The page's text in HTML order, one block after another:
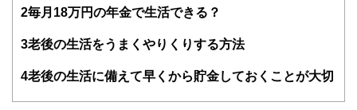
得者を中心に「お金や暮らし」に関する書籍・雑誌の編集経
験者で構成され、企画立案から記事掲載まですべての工程に
護士、税理士、宅地建物取引士、相続診断士、住宅ローンア
士、行政書士、投資アナリスト、キャリアコンサルタントな
2毎月18万円の年金で生活できる？
3老後の生活をうまくやりくりする方法
4老後の生活に備えて早くから貯金しておくことが大切